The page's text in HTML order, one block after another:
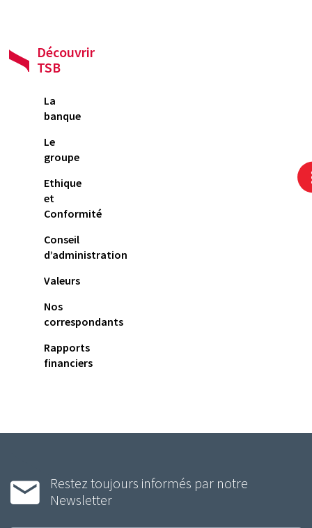
Découvrir
TSB
La
banque
Le
groupe
Ethique
et
Conformité
Conseil
d’administration
Valeurs
Nos
correspondants
Rapports
financiers
Restez toujours informés par notre
Newsletter